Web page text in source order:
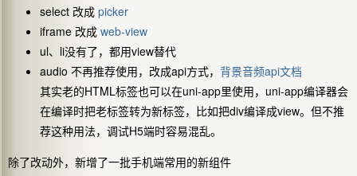
select 改成 picker
iframe 改成 web-view
ul、li没有了，都用view替代
audio 不再推荐使用，改成api方式， 背景音频api文档
其实老的HTML标签也可以在uni-app里使用，uni-app编译器会
在编译时把老标签转为新标签，比如把div编译成view。但不推
荐这种用法，调试H5端时容易混乱。
除了改动外，新增了一批手机端常用的新组件